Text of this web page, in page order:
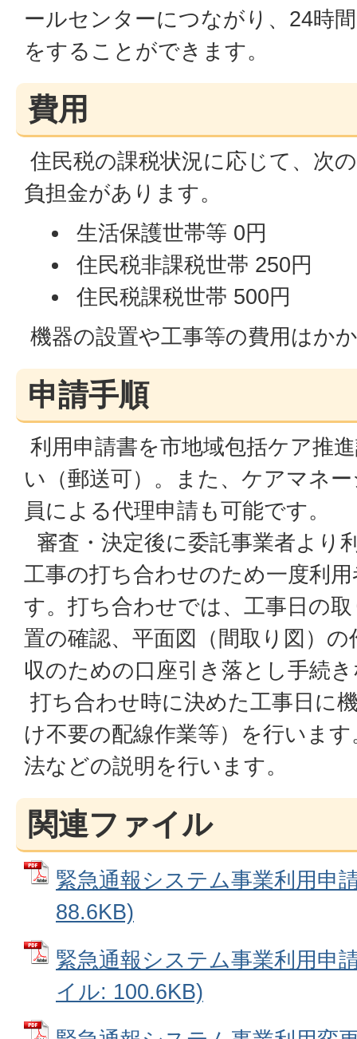
ールセンターにつながり、24時
をすることができます。
費用
住民税の課税状況に応じて、次
負担金があります。
生活保護世帯等 0円
住民税非課税世帯 250円
住民税課税世帯 500円
機器の設置や工事等の費用はか
申請手順
利用申請書を市地域包括ケア推
い（郵送可）。また、ケアマネ
員による代理申請も可能です。
審査・決定後に委託事業者より
工事の打ち合わせのため一度利
す。打ち合わせでは、工事日の
置の確認、平面図（間取り図）
収のための口座引き落とし手続
打ち合わせ時に決めた工事日に
け不要の配線作業等）を行いま
法などの説明を行います。
関連ファイル
緊急通報システム事業利用申
88.6KB)
緊急通報システム事業利用申
イル: 100.6KB)